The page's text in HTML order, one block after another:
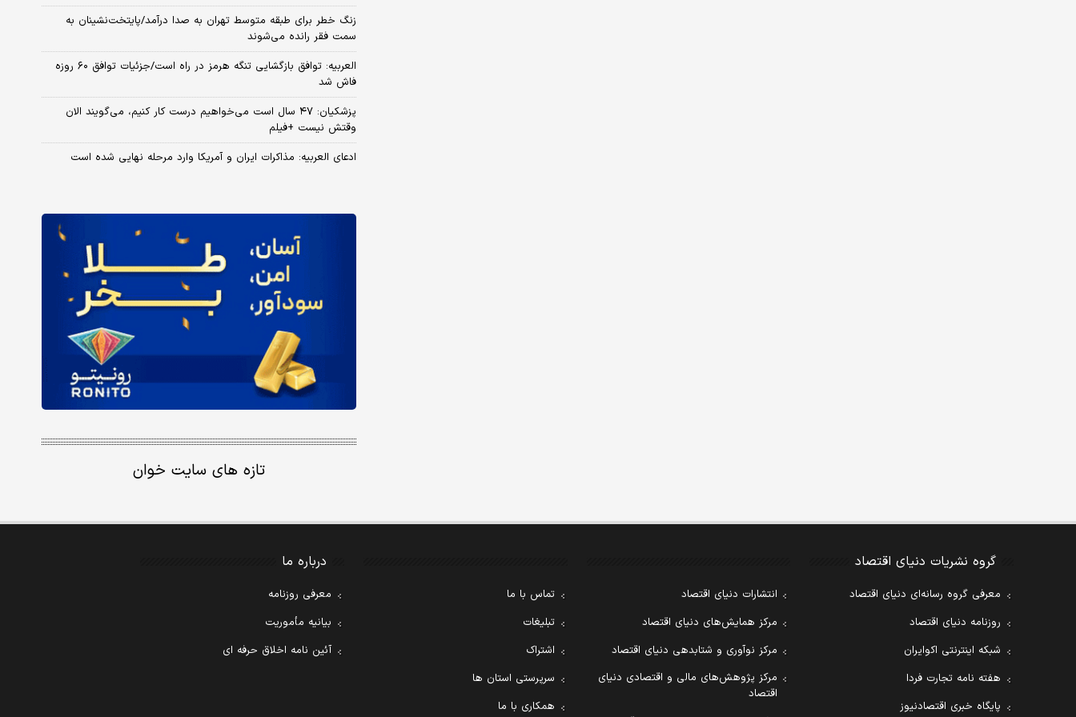
زنگ خطر برای طبقه متوسط تهران به صدا درآمد/پایتخت‌نشینان به
سمت فقر رانده می‌شوند
العربیه: توافق بازگشایی تنگه هرمز در راه است/جزئیات توافق ۶۰ روزه
فاش شد
پزشکیان: ۴۷ سال است می‌خواهیم درست کار کنیم، می‌گویند الان
وقتش نیست +فیلم
ادعای العربیه: مذاکرات ایران و آمریکا وارد مرحله نهایی شده است
تازه های سایت خوان
گروه نشریات دنیای اقتصاد
معرفی گروه رسانه‌ای دنیای اقتصاد
روزنامه دنیای اقتصاد
شبکه اینترنتی اکوایران
هفته نامه تجارت فردا
پایگاه خبری اقتصادنیوز
انتشارات دنیای اقتصاد
مرکز همایش‌های دنیای اقتصاد
مرکز نوآوری و شتابدهی دنیای اقتصاد
مرکز پژوهش‌های مالی و اقتصادی دنیای
اقتصاد
تماس با ما
تبلیغات
اشتراک
سرپرستی استان ها
همکاری با ما
درباره ما
معرفی روزنامه
بیانیه مأموریت
آئین نامه اخلاق حرفه ای